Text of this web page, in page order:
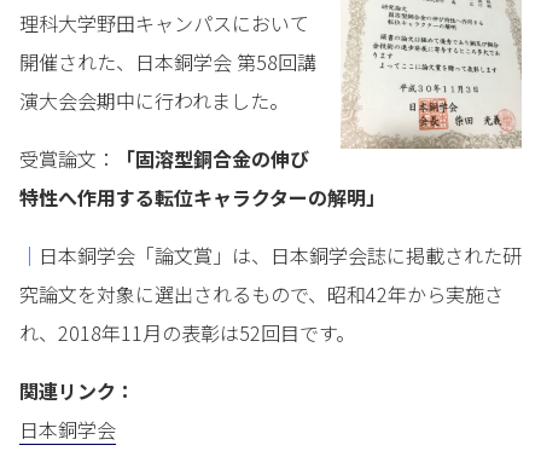
理科大学野田キャンパスにおいて
開催された、日本銅学会 第58回講
演大会会期中に行われました。
受賞論文：
「固溶型銅合金の伸び
特性へ作用する転位キャラクターの解明」
｜ 日本銅学会「論文賞」は、日本銅学会誌に掲載された研
究論文を対象に選出されるもので、昭和42年から実施さ
れ、2018年11月の表彰は52回目です。
関連リンク：
日本銅学会